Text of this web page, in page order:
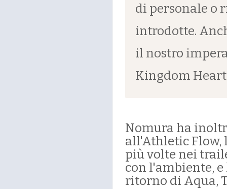
di personale o
introdotte.
il nostro
Kingdom
Nomura ha
all'Athletic Flow,
più volte nei
con l'ambiente,
ritorno di Aqua,